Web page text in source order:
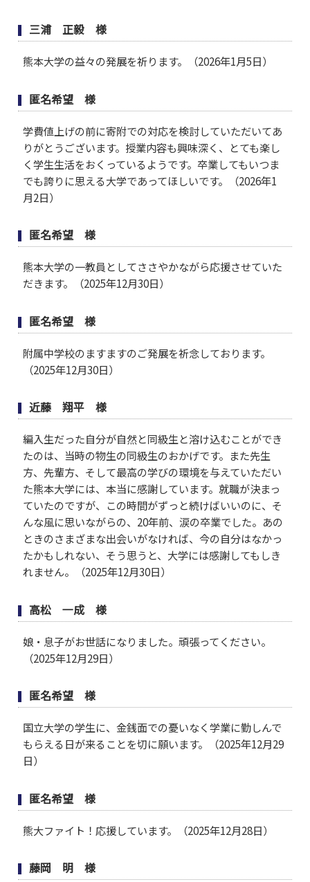
三浦 正毅 様
熊本大学の益々の発展を祈ります。（2026年1月5日）
匿名希望 様
学費値上げの前に寄附での対応を検討していただいてあ
りがとうございます。授業内容も興味深く、とても楽し
く学生生活をおくっているようです。卒業してもいつま
でも誇りに思える大学であってほしいです。（2026年1
月2日）
匿名希望 様
熊本大学の一教員としてささやかながら応援させていた
だきます。（2025年12月30日）
匿名希望 様
附属中学校のますますのご発展を祈念しております。
（2025年12月30日）
近藤 翔平 様
編入生だった自分が自然と同級生と溶け込むことができ
たのは、当時の物生の同級生のおかげです。また先生
方、先輩方、そして最高の学びの環境を与えていただい
た熊本大学には、本当に感謝しています。就職が決まっ
ていたのですが、この時間がずっと続けばいいのに、そ
んな風に思いながらの、20年前、涙の卒業でした。あの
ときのさまざまな出会いがなければ、今の自分はなかっ
たかもしれない、そう思うと、大学には感謝してもしき
れません。（2025年12月30日）
高松 一成 様
娘・息子がお世話になりました。頑張ってください。
（2025年12月29日）
匿名希望 様
国立大学の学生に、金銭面での憂いなく学業に勤しんで
もらえる日が来ることを切に願います。（2025年12月29
日）
匿名希望 様
熊大ファイト！応援しています。（2025年12月28日）
藤岡 明 様